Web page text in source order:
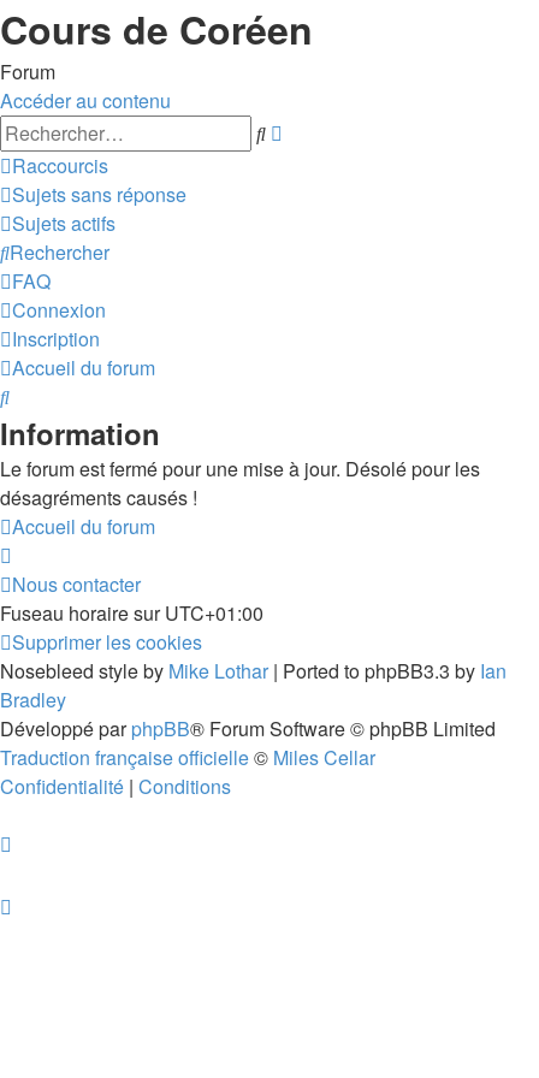
Cours de Coréen
Forum
Accéder au contenu
Rechercher
Raccourcis
Sujets sans réponse
Sujets actifs
Rechercher
FAQ
Connexion
Inscription
Accueil du forum
Rechercher
Information
Le forum est fermé pour une mise à jour. Désolé pour les
désagréments causés !
Accueil du forum
Nous contacter
Fuseau horaire surUTC+01:00
Supprimer les cookies
Nosebleed style by Mike Lothar | Ported to phpBB3.3 by Ian
Bradley
Développé parphpBB® Forum Software © phpBB Limited
Traduction française officielle© Miles Cellar
Confidentialité | Conditions